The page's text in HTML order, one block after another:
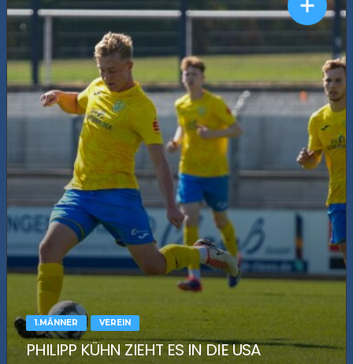
1.MÄNNER VEREIN
PHILIPP KÜHN ZIEHT ES IN DIE USA